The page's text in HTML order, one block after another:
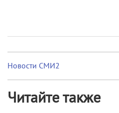
Новости СМИ2
Читайте также